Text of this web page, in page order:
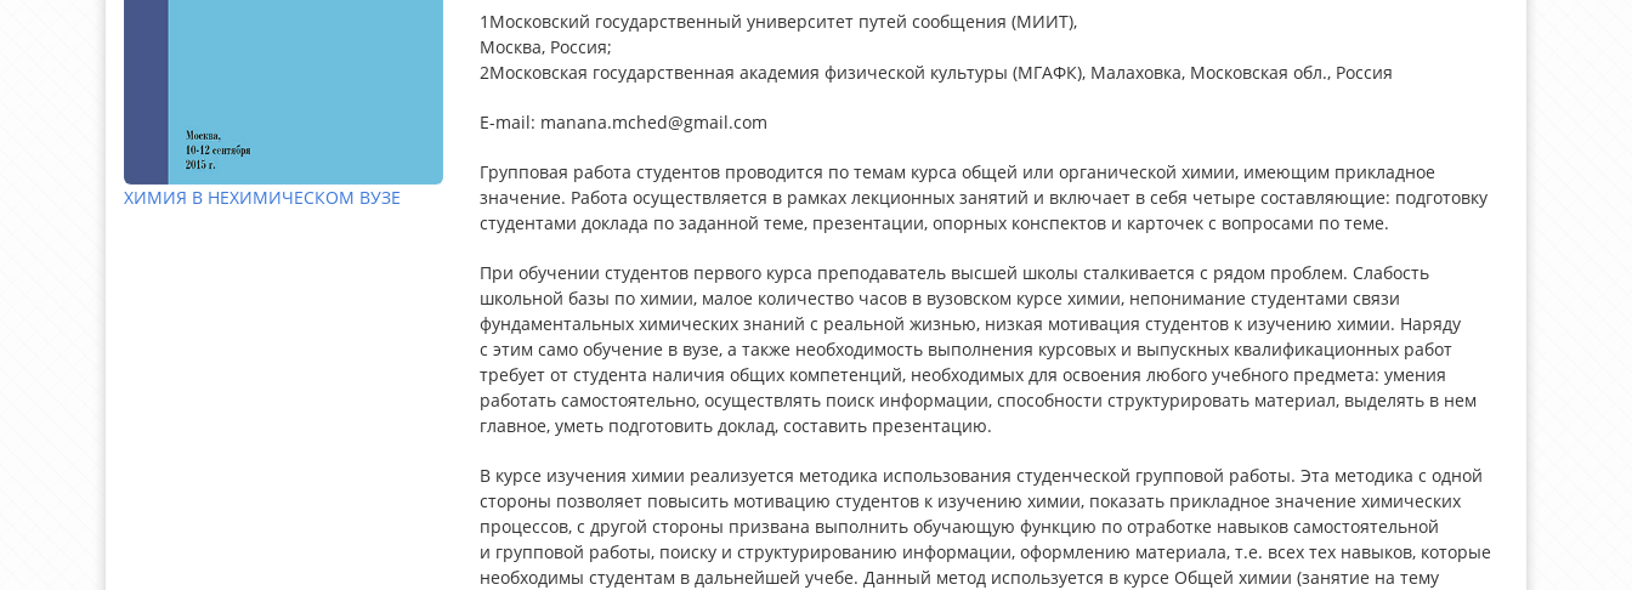
ХИМИЯ В НЕХИМИЧЕСКОМ ВУЗЕ
1Московский государственный университет путей сообщения (МИИТ),
Москва, Россия;
2Московская государственная академия физической культуры (МГАФК), Малаховка, Московская обл., Россия
E-mail: manana.mched@gmail.com
Групповая работа студентов проводится по темам курса общей или органической химии, имеющим прикладное
значение. Работа осуществляется в рамках лекционных занятий и включает в себя четыре составляющие: подготовку
студентами доклада по заданной теме, презентации, опорных конспектов и карточек с вопросами по теме.
При обучении студентов первого курса преподаватель высшей школы сталкивается с рядом проблем. Слабость
школьной базы по химии, малое количество часов в вузовском курсе химии, непонимание студентами связи
фундаментальных химических знаний с реальной жизнью, низкая мотивация студентов к изучению химии. Наряду
с этим само обучение в вузе, а также необходимость выполнения курсовых и выпускных квалификационных работ
требует от студента наличия общих компетенций, необходимых для освоения любого учебного предмета: умения
работать самостоятельно, осуществлять поиск информации, способности структурировать материал, выделять в нем
главное, уметь подготовить доклад, составить презентацию.
В курсе изучения химии реализуется методика использования студенческой групповой работы. Эта методика с одной
стороны позволяет повысить мотивацию студентов к изучению химии, показать прикладное значение химических
процессов, с другой стороны призвана выполнить обучающую функцию по отработке навыков самостоятельной
и групповой работы, поиску и структурированию информации, оформлению материала, т.е. всех тех навыков, которые
необходимы студентам в дальнейшей учебе. Данный метод используется в курсе Общей химии (занятие на тему